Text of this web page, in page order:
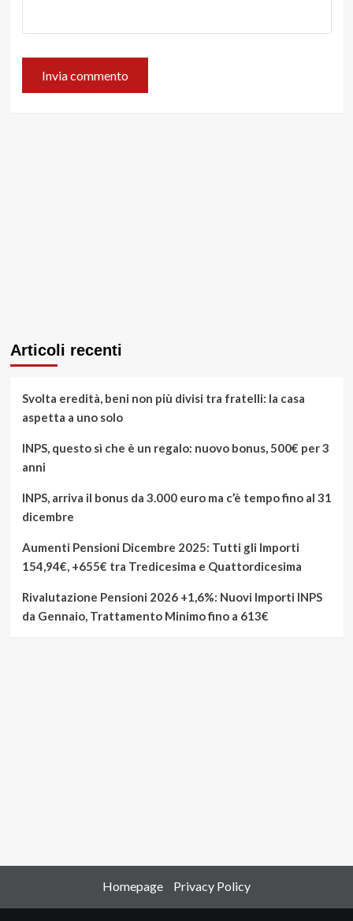
Articoli recenti
Svolta eredità, beni non più divisi tra fratelli: la casa
aspetta a uno solo
INPS, questo sì che è un regalo: nuovo bonus, 500€ per 3
anni
INPS, arriva il bonus da 3.000 euro ma c’è tempo fino al 31
dicembre
Aumenti Pensioni Dicembre 2025: Tutti gli Importi
154,94€, +655€ tra Tredicesima e Quattordicesima
Rivalutazione Pensioni 2026 +1,6%: Nuovi Importi INPS
da Gennaio, Trattamento Minimo fino a 613€
Homepage Privacy Policy